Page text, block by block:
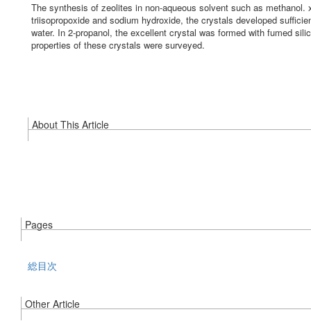
The synthesis of zeolites in non-aqueous solvent such as
triisopropoxide and sodium hydroxide, the crystals developed
water. In 2-propanol, the excellent crystal was formed with fumed
properties of these crystals were surveyed.
About This Article
Pages
総目次
Other Article